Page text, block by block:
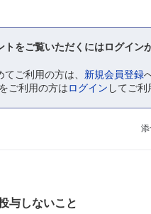
をご覧いただくにはログイン
てご利用の方は、 新規会員登録
ご利用の方はログイン してご
添
与しないこと